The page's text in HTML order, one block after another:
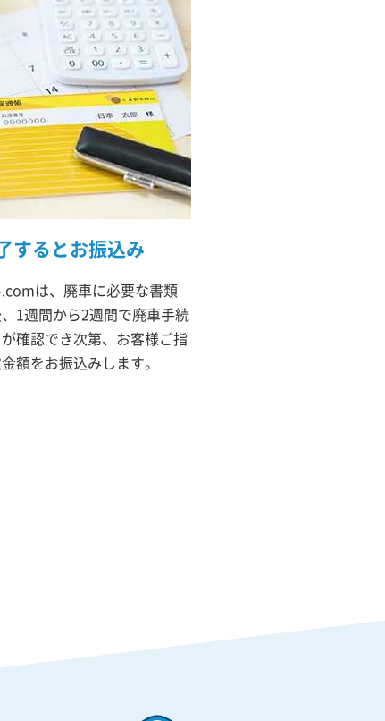
するとお振込み
は、廃車に必要な書類
1週間から2週間で廃車手続
確認でき次第、お客様ご指
額をお振込みします。